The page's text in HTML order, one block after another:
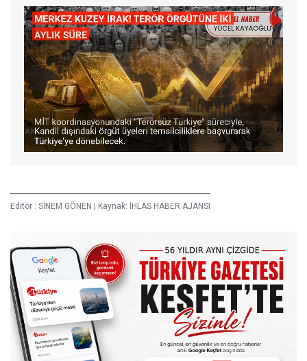
Editör : SİNEM GÖNEN | Kaynak: İHLAS HABER AJANSI